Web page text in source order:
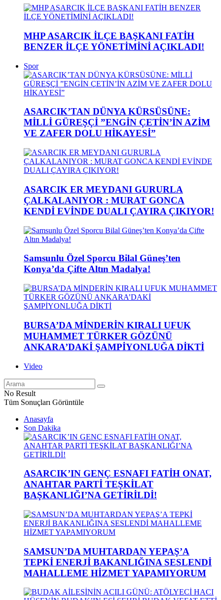
MHP ASARCIK İLÇE BAŞKANI FATİH
BENZER İLÇE YÖNETİMİNİ AÇIKLADI!
Spor
ASARCIK’TAN DÜNYA KÜRSÜSÜNE:
MİLLİ GÜREŞÇİ ”ENGİN ÇETİN’İN AZİM
VE ZAFER DOLU HİKAYESİ”
ASARCIK ER MEYDANI GURURLA
ÇALKALANIYOR : MURAT GONCA
KENDİ EVİNDE DUALI ÇAYIRA ÇIKIYOR!
Samsunlu Özel Sporcu Bilal Güneş’ten
Konya’da Çifte Altın Madalya!
BURSA’DA MİNDERİN KIRALI UFUK
MUHAMMET TÜRKER GÖZÜNÜ
ANKARA’DAKİ ŞAMPİYONLUĞA DİKTİ
Video
No Result
Tüm Sonuçları Görüntüle
Anasayfa
Son Dakika
ASARCIK’IN GENÇ ESNAFI FATİH ONAT,
ANAHTAR PARTİ TEŞKİLAT
BAŞKANLIĞI’NA GETİRİLDİ!
SAMSUN’DA MUHTARDAN YEPAŞ’A
TEPKİ ENERJİ BAKANLIĞINA SESLENDİ
MAHALLEME HİZMET YAPAMIYORUM